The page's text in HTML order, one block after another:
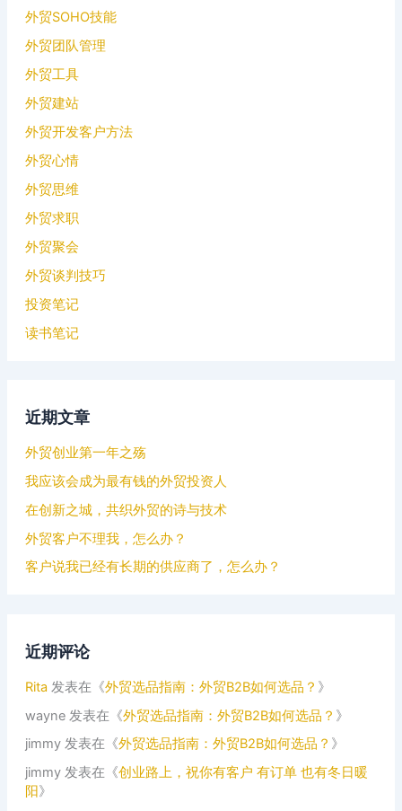
外贸SOHO技能
外贸团队管理
外贸工具
外贸建站
外贸开发客户方法
外贸心情
外贸思维
外贸求职
外贸聚会
外贸谈判技巧
投资笔记
读书笔记
近期文章
外贸创业第一年之殇
我应该会成为最有钱的外贸投资人
在创新之城，共织外贸的诗与技术
外贸客户不理我，怎么办？
客户说我已经有长期的供应商了，怎么办？
近期评论
Rita 发表在《外贸选品指南：外贸B2B如何选品？ 》
wayne发表在《外贸选品指南：外贸B2B如何选品？ 》
jimmy发表在《外贸选品指南：外贸B2B如何选品？ 》
jimmy发表在《创业路上，祝你有客户 有订单 也有冬日暖
阳》